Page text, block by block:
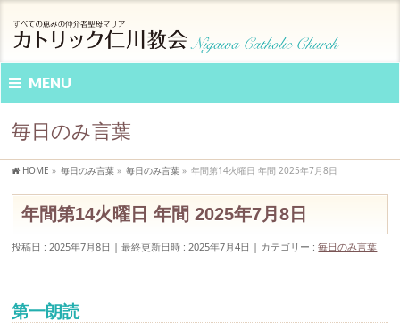
MENU
毎日のみ言葉
HOME » 毎日のみ言葉 » 毎日のみ言葉 » 年間第14火曜日 年間 2025年7月8日
年間第14火曜日 年間 2025年7月8日
投稿日 : 2025年7月8日 最終更新日時 : 2025年7月4日 カテゴリー :毎日のみ言葉
第一朗読